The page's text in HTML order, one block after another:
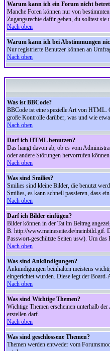
Warum kann ich ein Forum nicht
Manche Foren können nur von
Zugangsrechte dafür geben, du solltest
Nach oben
Warum kann ich bei Abstimmungen
Nur registrierte Benutzer können an
Nach oben
Was ist BBCode?
BBCode ist eine spezielle Art von HTML.
große Kontrolle darüber, was und wie
Nach oben
Darf ich HTML benutzen?
Das hängt davon ab, ob es vom
oder andere Störungen hervorrufen
Nach oben
Was sind Smilies?
Smilies sind kleine Bilder, die benutzt
Smilies, es kann schnell passieren, dass
Nach oben
Darf ich Bilder einfügen?
Bilder können in der Tat im Beitrag
B. http://www.meineseite.de/meinbild.gif.
Passwort-geschützte Seiten usw). Um
Nach oben
Was sind Ankündigungen?
Ankündigungen beinhalten meistens
eingerichtet wurden. Diese legt der
Nach oben
Was sind Wichtige Themen?
Wichtige Themen erscheinen unterhalb
erstellen darf.
Nach oben
Was sind geschlossene Themen?
Themen werden entweder vom